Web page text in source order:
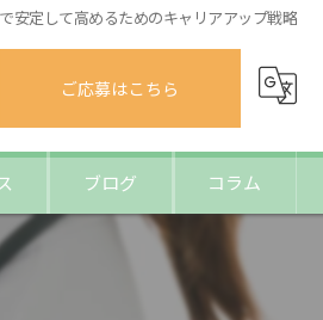
安定して高めるためのキャリアアップ戦略
ご応募はこちら
ブログ コラム